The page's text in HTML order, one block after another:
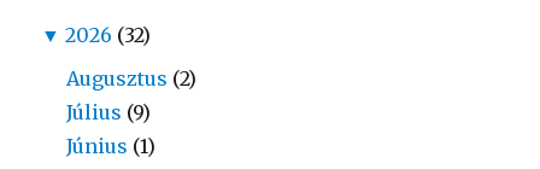
▼ 2026 (32)
Augusztus (2)
Július (9)
Június (1)